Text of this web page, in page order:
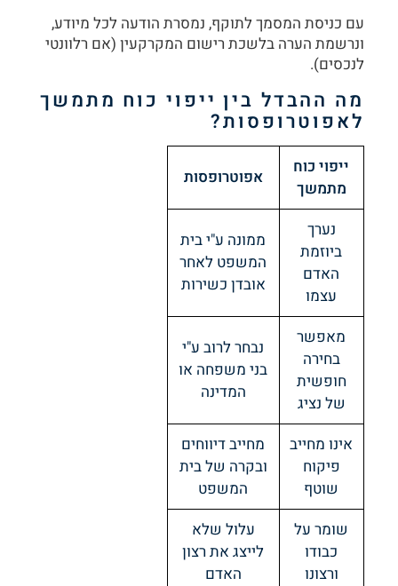
עם כניסת המסמך לתוקף, נמסרת הודעה לכל מיודע,
ונרשמת הערה בלשכת רישום המקרקעין (אם רלוונטי
לנכסים).
מה ההבדל בין ייפוי כוח מתמשך
לאפוטרופסות?
ייפוי כוח
מתמשך
אפוטרופסות
נערך
ביוזמת
האדם
עצמו
ממונה ע"י בית
המשפט לאחר
אובדן כשירות
מאפשר
בחירה
חופשית
של נציג
נבחר לרוב ע"י
בני משפחה או
המדינה
אינו מחייב
פיקוח
שוטף
מחייב דיווחים
ובקרה של בית
המשפט
שומר על
כבודו
ורצונו
עלול שלא
לייצג את רצון
האדם